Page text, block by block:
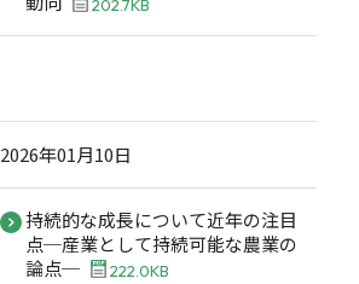
202.7KB
2026年01月10日
持続的な成長について近年の注目
点─産業として持続可能な農業の
論点─
222.0KB